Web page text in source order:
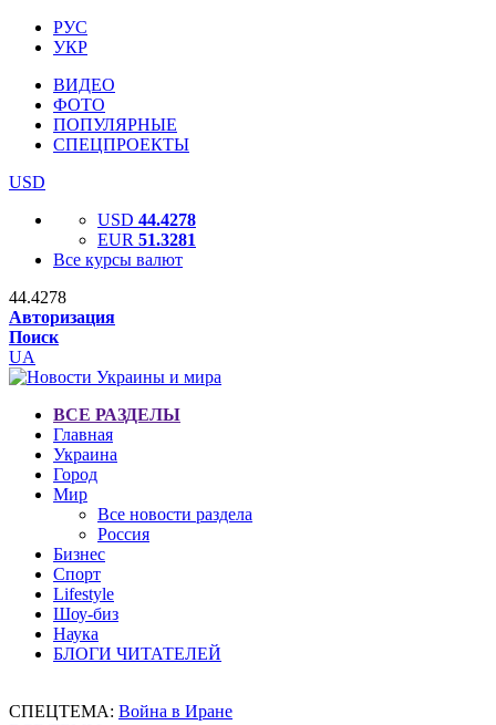
РУС
УКР
ВИДЕО
ФОТО
ПОПУЛЯРНЫЕ
СПЕЦПРОЕКТЫ
USD
USD 44.4278
EUR 51.3281
Все курсы валют
44.4278
Авторизация
Поиск
UA
ВСЕ РАЗДЕЛЫ
Главная
Украина
Город
Мир
Все новости раздела
Россия
Бизнес
Спорт
Lifestyle
Шоу-биз
Наука
БЛОГИ ЧИТАТЕЛЕЙ
СПЕЦТЕМА: Война в Иране